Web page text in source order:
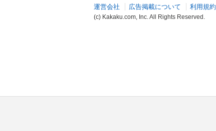
運営会社 広告掲載について 利用規約
(c) Kakaku.com, Inc. All Rights Reserved.